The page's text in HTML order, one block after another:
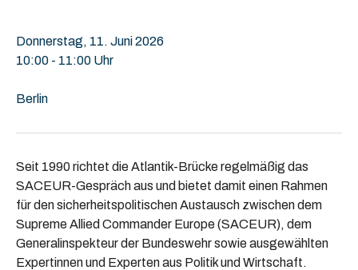
Donnerstag, 11. Juni 2026
10:00 - 11:00 Uhr
Berlin
Seit 1990 richtet die Atlantik-Brücke regelmäßig das
SACEUR-Gesprächaus und bietet damit einen Rahmen
für den sicherheitspolitischen Austausch zwischen dem
Supreme Allied Commander Europe (SACEUR), dem
Generalinspekteur der Bundeswehr sowie ausgewählten
Expertinnen und Experten aus Politik und Wirtschaft.